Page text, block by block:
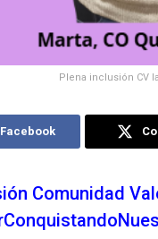
Plena inclusión CV
Comunidad